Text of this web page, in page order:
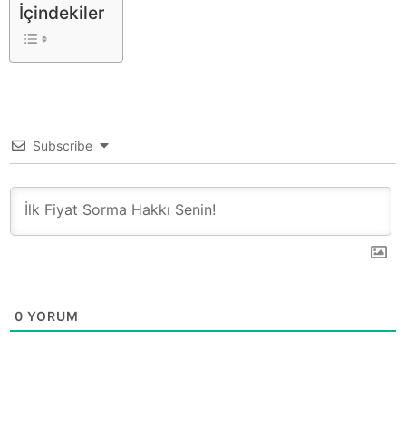
İçindekiler
Subscribe
0 YORUM